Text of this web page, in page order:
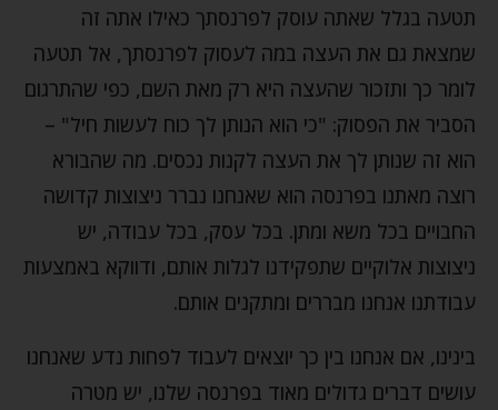
תטעה בגלל שאתה עוסק לפרנסתך כאילו אתה זה
שמצאת גם את העצה במה לעסוק לפרנסתך, אל תטעה
לומר כך ותזכור שהעצה היא רק מאת השם, כפי שהתרגום
הסביר את הפסוק: "כי הוא הנותן לך כוח לעשות חיל" –
הוא זה שנותן לך את העצה לקנות נכסים. מה שהבורא
רוצה מאתנו בפרנסה הוא שאנחנו נברר ניצוצות קדושה
החבויים בכל משא ומתן. בכל עסק, בכל עבודה, יש
ניצוצות אלוקיים שתפקידנו לגלות אותם, ודווקא באמצעות
עבודתנו אנחנו מבררים ומתקנים אותם.
בינינו, אם אנחנו בין כך יוצאים לעבוד לפחות נדע שאנחנו
עושים דברים גדולים מאוד בפרנסה שלנו, יש מטרה